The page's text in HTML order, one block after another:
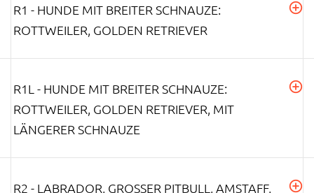
R1 - HUNDE MIT BREITER SCHNAUZE:
ROTTWEILER, GOLDEN RETRIEVER
R1L - HUNDE MIT BREITER SCHNAUZE:
ROTTWEILER, GOLDEN RETRIEVER, MIT
LÄNGERER SCHNAUZE
R2 - LABRADOR, GROSSER PITBULL, AMSTAFF, R